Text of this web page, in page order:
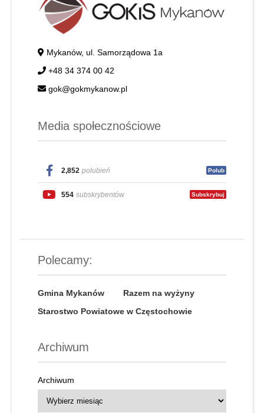
Mykanów, ul. Samorządowa 1a
+48 34 374 00 42
gok@gokmykanow.pl
Media społecznościowe
2,852 polubień Polub
554 subskrybentów Subskrybuj
Polecamy:
Gmina Mykanów
Razem na wyżyny
Starostwo Powiatowe w Częstochowie
Archiwum
Archiwum